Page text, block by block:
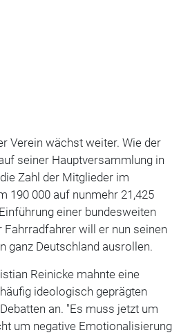
Verein wächst weiter. Wie der
seiner Hauptversammlung in
Zahl der Mitglieder im
190 000 auf nunmehr 21,425
einer bundesweiten
will er nun seinen
ganz Deutschland ausrollen.
Reinicke mahnte eine
ideologisch geprägten
an. "Es muss jetzt um
um negative Emotionalisierung